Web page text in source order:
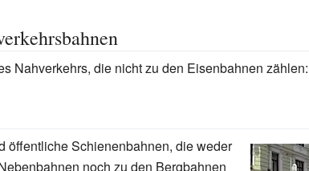
Nahverkehrs, die nicht zu den Eisenbahnen zählen:
öffentliche Schienenbahnen, die weder
noch zu den Bergbahnen